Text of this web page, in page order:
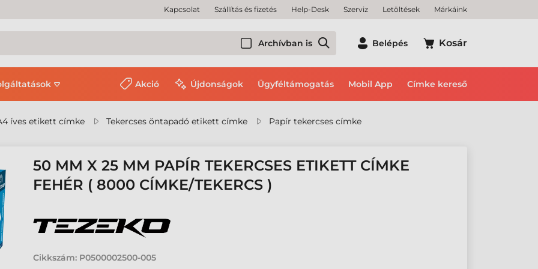
Kapcsolat Szállítás és fizetés Help-Desk Szerviz Letöltések Márkáink
Archívban is Belépés Kosár
Akció Újdonságok Ügyféltámogatás Mobil App Címke kereső
íves etikett címke Tekercses öntapadó etikett címke Papír tekercses címke
50 MM X 25 MM PAPÍR TEKERCSES ETIKETT CÍMKE
FEHÉR ( 8000 CÍMKE/TEKERCS )
Cikkszám: P0500002500-005